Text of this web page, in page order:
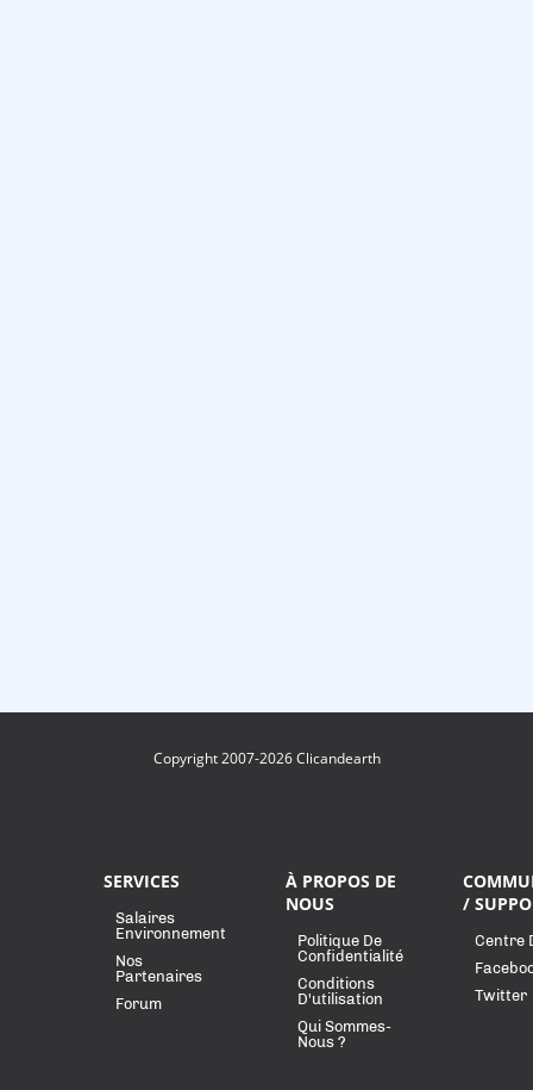
Copyright 2007-2026 Clicandearth
SERVICES
Salaires
Environnement
Nos
Partenaires
Forum
À PROPOS DE
NOUS
Politique De
Confidentialité
Conditions
D'utilisation
Qui Sommes-
Nous ?
/
Centre
Twitter